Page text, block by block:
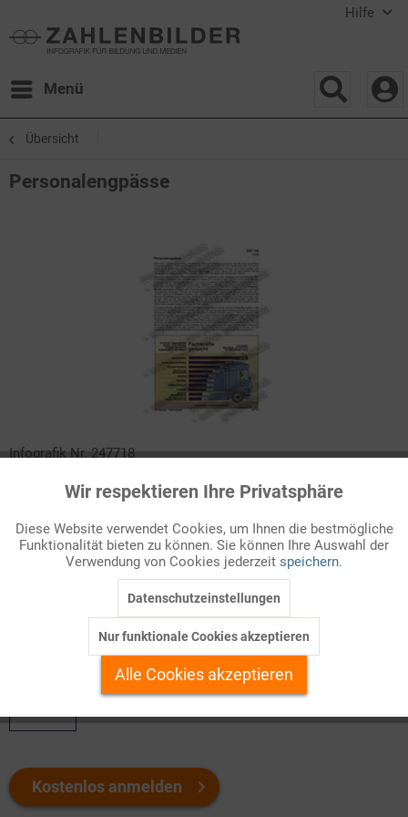
Hilfe
Menü
Übersicht
Personalengpässe
Infografik Nr. 247718
Personalengpässe
Noch sind in Deutschland nahezu drei Millionen Menschen
arbeitslos gemeldet, darunter etwa eine Million
Langzeitarbeitslose. Gleichzeitig klagen einzelne Firmen oder B
Welchen Download brauchen Sie?
Kostenlos anmelden
Funktionale Aktiv
Marketing Inaktiv
Personalisierung Inaktiv
Service
Wir respektieren Ihre Privatsphäre
Diese Website verwendet Cookies, um Ihnen die bestmögliche
Funktionalität bieten zu können. Sie können Ihre Auswahl der
Verwendung von Cookies jederzeit speichern.
Datenschutzeinstellungen
Nur funktionale Cookies akzeptieren
Alle Cookies akzeptieren